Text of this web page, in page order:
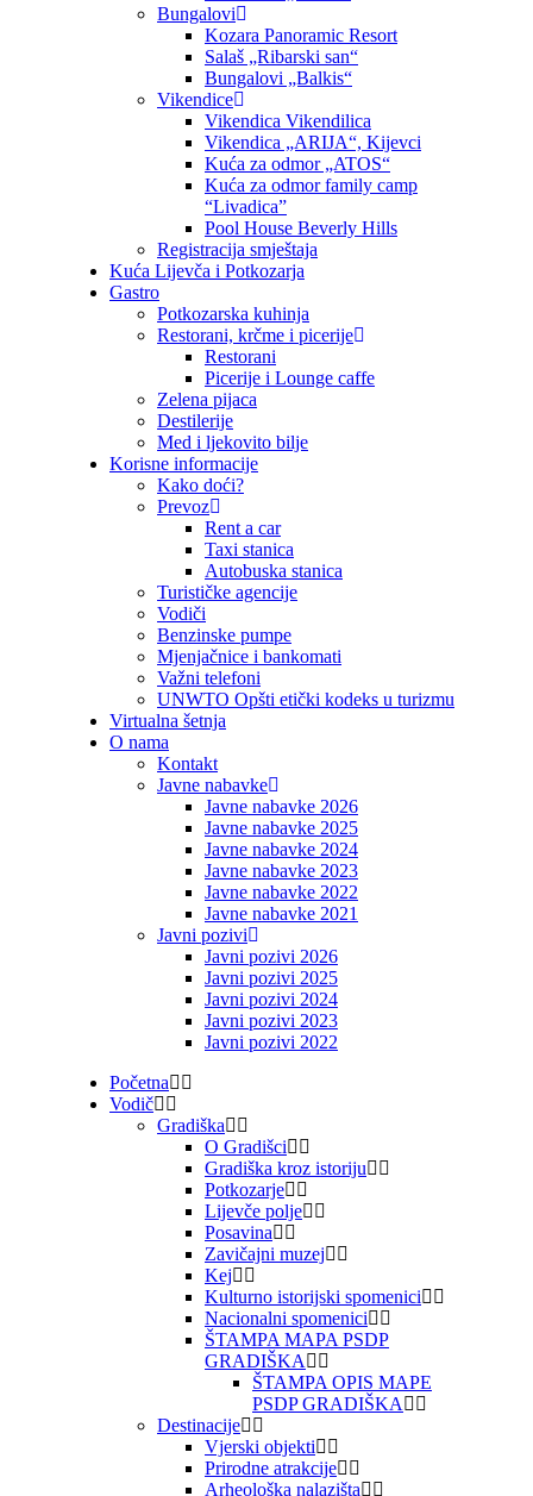
Bungalovi
Kozara Panoramic Resort
Salaš „Ribarski san“
Bungalovi „Balkis“
Vikendice
Vikendica Vikendilica
Vikendica „ARIJA“, Kijevci
Kuća za odmor „ATOS“
Kuća za odmor family camp
“Livadica”
Pool House Beverly Hills
Registracija smještaja
Kuća Lijevča i Potkozarja
Gastro
Potkozarska kuhinja
Restorani, krčme i picerije
Restorani
Picerije i Lounge caffe
Zelena pijaca
Destilerije
Med i ljekovito bilje
Korisne informacije
Kako doći?
Prevoz
Rent a car
Taxi stanica
Autobuska stanica
Turističke agencije
Vodiči
Benzinske pumpe
Mjenjačnice i bankomati
Važni telefoni
UNWTO Opšti etički kodeks u turizmu
Virtualna šetnja
O nama
Kontakt
Javne nabavke
Javne nabavke 2026
Javne nabavke 2025
Javne nabavke 2024
Javne nabavke 2023
Javne nabavke 2022
Javne nabavke 2021
Javni pozivi
Javni pozivi 2026
Javni pozivi 2025
Javni pozivi 2024
Javni pozivi 2023
Javni pozivi 2022
Početna
Vodič
Gradiška
O Gradišci
Gradiška kroz istoriju
Potkozarje
Lijevče polje
Posavina
Zavičajni muzej
Kej
Kulturno istorijski spomenici
Nacionalni spomenici
ŠTAMPA MAPA PSDP
GRADIŠKA
ŠTAMPA OPIS MAPE
PSDP GRADIŠKA
Destinacije
Vjerski objekti
Prirodne atrakcije
Arheološka nalazišta